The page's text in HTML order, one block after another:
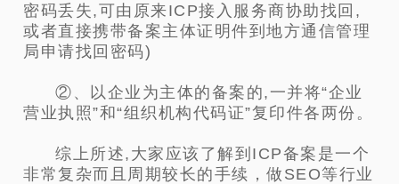
密码丢失,可由原来ICP接入服务商协助找回,
或者直接携带备案主体证明件到地方通信管理
局申请找回密码)
②、以企业为主体的备案的,一并将“企业
营业执照”和“组织机构代码证”复印件各两份。
综上所述,大家应该了解到ICP备案是一个
非常复杂而且周期较长的手续，做SEO等行业